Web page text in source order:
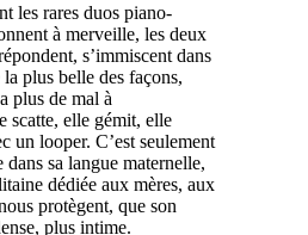
les rares duos piano-
à merveille, les deux
s’immiscent dans
plus belle des façons,
plus de mal à
scatte, elle gémit, elle
un looper. C’est seulement
sa langue maternelle,
dédiée aux mères, aux
protègent, que son
plus intime.